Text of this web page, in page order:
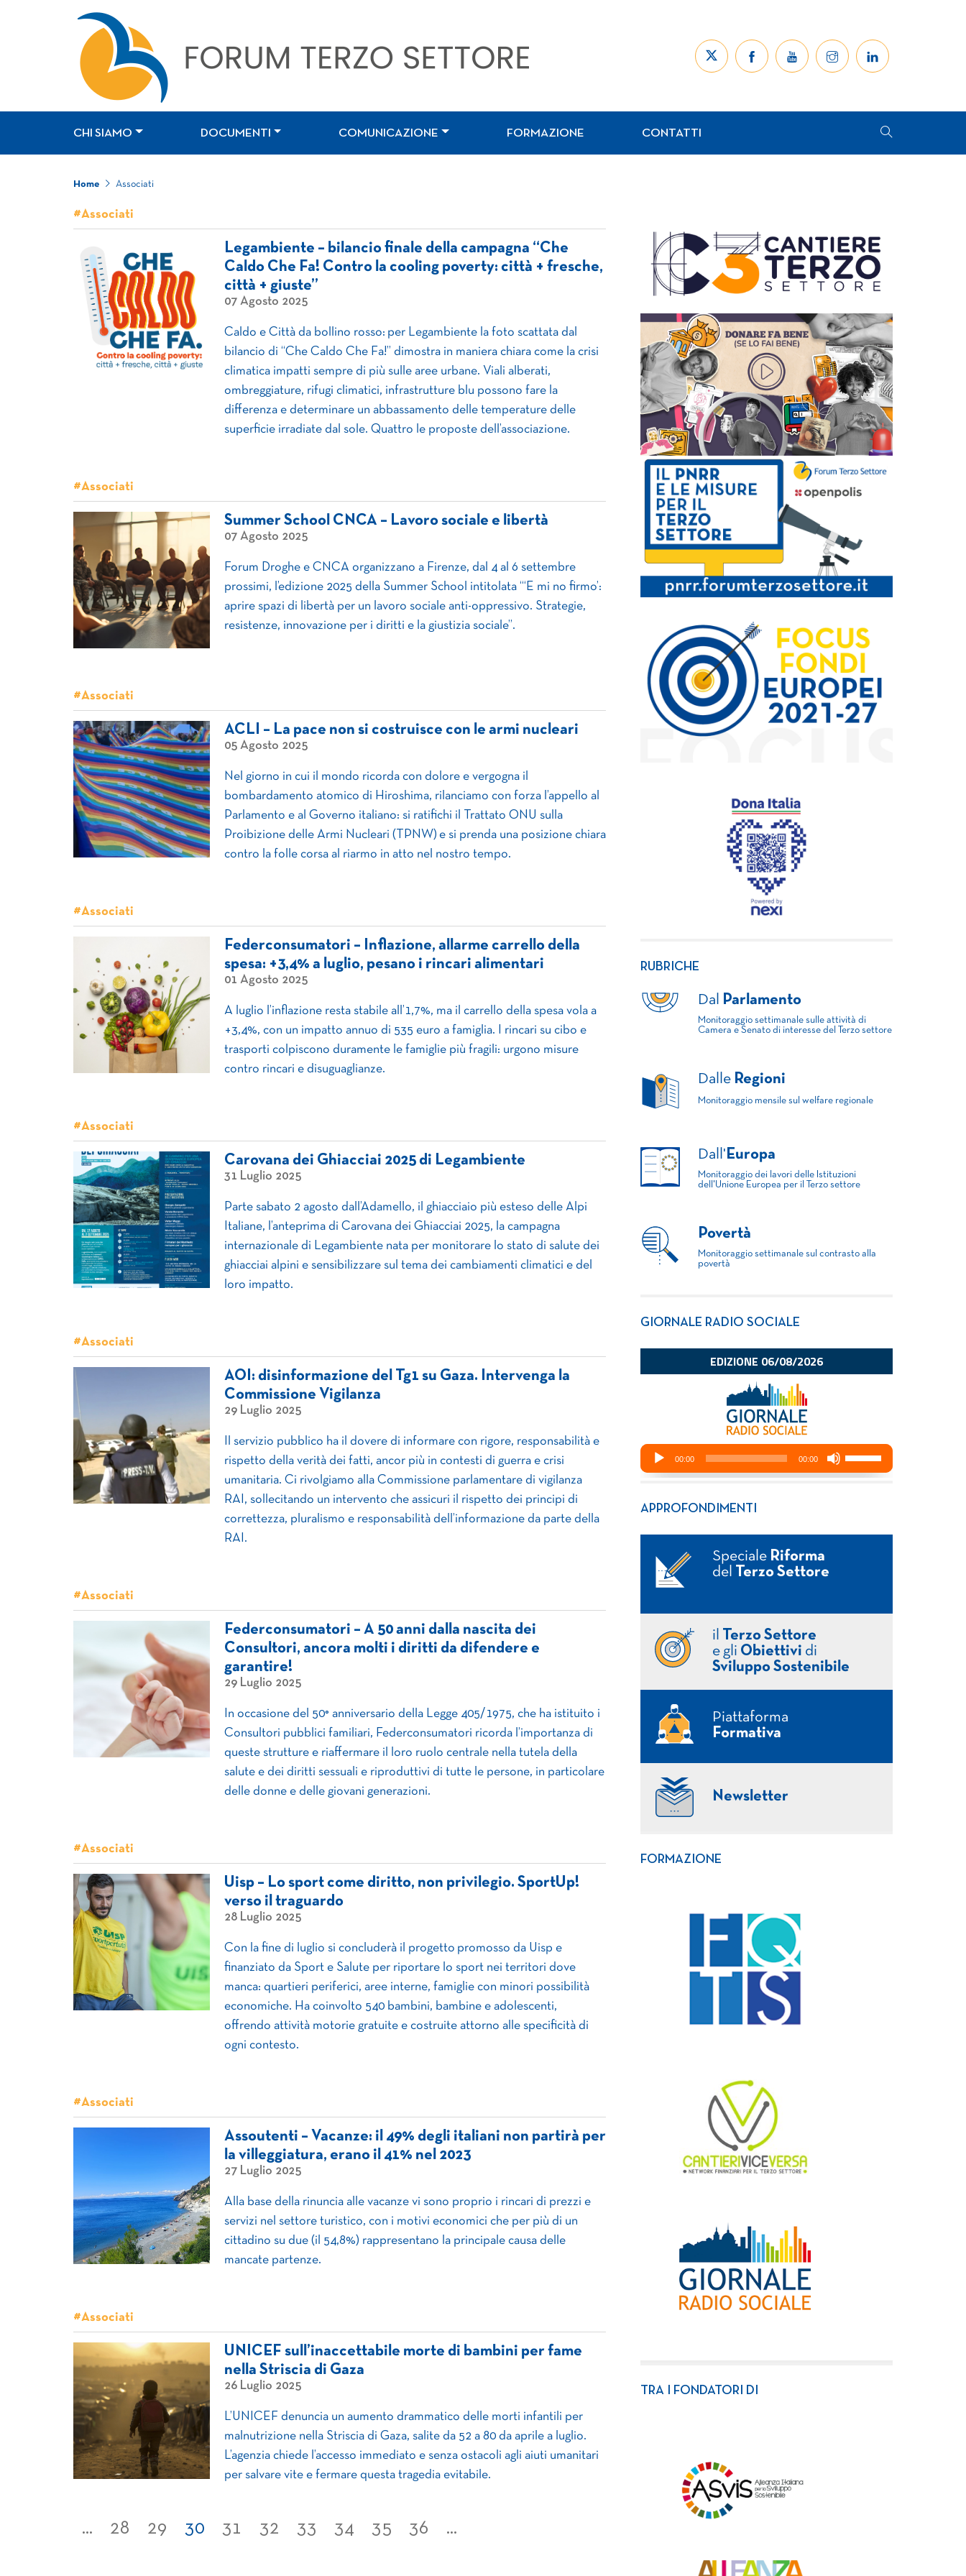
CHI SIAMO DOCUMENTI COMUNICAZIONE FORMAZIONE CONTATTI
Home Associati
#Associati
Legambiente – bilancio finale della campagna “Che
Caldo Che Fa! Contro la cooling poverty: città + fresche,
città + giuste”
07 Agosto 2025
Caldo e Città da bollino rosso: per Legambiente la foto scattata dal
bilancio di “Che Caldo Che Fa!” dimostra in maniera chiara come la crisi
climatica impatti sempre di più sulle aree urbane. Viali alberati,
ombreggiature, rifugi climatici, infrastrutture blu possono fare la
differenza e determinare un abbassamento delle temperature delle
superficie irradiate dal sole. Quattro le proposte dell’associazione.
#Associati
Summer School CNCA – Lavoro sociale e libertà
07 Agosto 2025
Forum Droghe e CNCA organizzano a Firenze, dal 4 al 6 settembre
prossimi, l’edizione 2025 della Summer School intitolata “‘E mi no firmo’:
aprire spazi di libertà per un lavoro sociale anti-oppressivo. Strategie,
resistenze, innovazione per i diritti e la giustizia sociale”.
#Associati
ACLI – La pace non si costruisce con le armi nucleari
05 Agosto 2025
Nel giorno in cui il mondo ricorda con dolore e vergogna il
bombardamento atomico di Hiroshima, rilanciamo con forza l’appello al
Parlamento e al Governo italiano: si ratifichi il Trattato ONU sulla
Proibizione delle Armi Nucleari (TPNW) e si prenda una posizione chiara
contro la folle corsa al riarmo in atto nel nostro tempo.
#Associati
Federconsumatori – Inflazione, allarme carrello della
spesa: +3,4% a luglio, pesano i rincari alimentari
01 Agosto 2025
A luglio l’inflazione resta stabile all’1,7%, ma il carrello della spesa vola a
+3,4%, con un impatto annuo di 535 euro a famiglia. I rincari su cibo e
trasporti colpiscono duramente le famiglie più fragili: urgono misure
contro rincari e disuguaglianze.
#Associati
Carovana dei Ghiacciai 2025 di Legambiente
31 Luglio 2025
Parte sabato 2 agosto dall’Adamello, il ghiacciaio più esteso delle Alpi
Italiane, l’anteprima di Carovana dei Ghiacciai 2025, la campagna
internazionale di Legambiente nata per monitorare lo stato di salute dei
ghiacciai alpini e sensibilizzare sul tema dei cambiamenti climatici e del
loro impatto.
#Associati
AOI: disinformazione del Tg1 su Gaza. Intervenga la
Commissione Vigilanza
29 Luglio 2025
Il servizio pubblico ha il dovere di informare con rigore, responsabilità e
rispetto della verità dei fatti, ancor più in contesti di guerra e crisi
umanitaria. Ci rivolgiamo alla Commissione parlamentare di vigilanza
RAI, sollecitando un intervento che assicuri il rispetto dei principi di
correttezza, pluralismo e responsabilità dell’informazione da parte della
RAI.
#Associati
Federconsumatori – A 50 anni dalla nascita dei
Consultori, ancora molti i diritti da difendere e
garantire!
29 Luglio 2025
In occasione del 50° anniversario della Legge 405/1975, che ha istituito i
Consultori pubblici familiari, Federconsumatori ricorda l’importanza di
queste strutture e riaffermare il loro ruolo centrale nella tutela della
salute e dei diritti sessuali e riproduttivi di tutte le persone, in particolare
delle donne e delle giovani generazioni.
#Associati
Uisp – Lo sport come diritto, non privilegio. SportUp!
verso il traguardo
28 Luglio 2025
Con la fine di luglio si concluderà il progetto promosso da Uisp e
finanziato da Sport e Salute per riportare lo sport nei territori dove
manca: quartieri periferici, aree interne, famiglie con minori possibilità
economiche. Ha coinvolto 540 bambini, bambine e adolescenti,
offrendo attività motorie gratuite e costruite attorno alle specificità di
ogni contesto.
#Associati
Assoutenti – Vacanze: il 49% degli italiani non partirà per
la villeggiatura, erano il 41% nel 2023
27 Luglio 2025
Alla base della rinuncia alle vacanze vi sono proprio i rincari di prezzi e
servizi nel settore turistico, con i motivi economici che per più di un
cittadino su due (il 54,8%) rappresentano la principale causa delle
mancate partenze.
#Associati
UNICEF sull’inaccettabile morte di bambini per fame
nella Striscia di Gaza
26 Luglio 2025
L’UNICEF denuncia un aumento drammatico delle morti infantili per
malnutrizione nella Striscia di Gaza, salite da 52 a 80 da aprile a luglio.
L’agenzia chiede l’accesso immediato e senza ostacoli agli aiuti umanitari
per salvare vite e fermare questa tragedia evitabile.
... 28 29 30 31 32 33 34 35 36 ...
RUBRICHE
Dal Parlamento
Monitoraggio settimanale sulle attività di
Camera e Senato di interesse del Terzo settore
Dalle Regioni
Monitoraggio mensile sul welfare regionale
Dall' Europa
Monitoraggio dei lavori delle Istituzioni
dell'Unione Europea per il Terzo settore
Povertà
Monitoraggio settimanale sul contrasto alla
povertà
GIORNALE RADIO SOCIALE
APPROFONDIMENTI
Speciale Riforma
del
Terzo Settore
il
Terzo Settore
e gli Obiettivi di
Sviluppo Sostenibile
Piattaforma
Formativa
Newsletter
FORMAZIONE
TRA I FONDATORI DI